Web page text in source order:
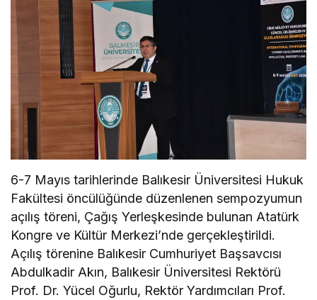
6-7 Mayıs tarihlerinde Balıkesir Üniversitesi Hukuk
Fakültesi öncülüğünde düzenlenen sempozyumun
açılış töreni, Çağış Yerleşkesinde bulunan Atatürk
Kongre ve Kültür Merkezi’nde gerçekleştirildi.
Açılış törenine Balıkesir Cumhuriyet Başsavcısı
Abdulkadir Akın, Balıkesir Üniversitesi Rektörü
Prof. Dr. Yücel Oğurlu, Rektör Yardımcıları Prof.